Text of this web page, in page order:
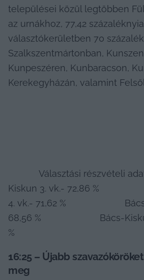
települései közül legtöbben
az urnákhoz, 77,42
választókerületben 70
Szalkszentmártonban,
Kunpeszéren, Kunbaracson,
Kerekegyházán, valamint
Kiskun 3. vk.- 72,86 %
4. vk.- 71,62 %
68,56 %                       Bács-
%
16:25 – Újabb
meg